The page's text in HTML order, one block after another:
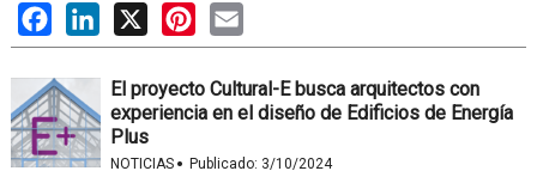
FacebookLinkedIn
X PinterestEmail
El proyecto Cultural-E busca arquitectos con
experiencia en el diseño de Edificios de Energía
Plus
NOTICIAS Publicado: 3/10/2024